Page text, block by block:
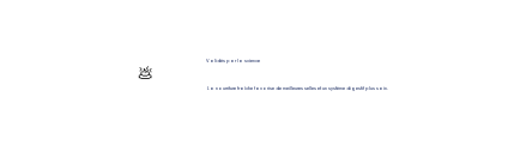
💩
Validés par la science
La nourriture fraîche favorise de meilleures selles et un système digestif plus sain.